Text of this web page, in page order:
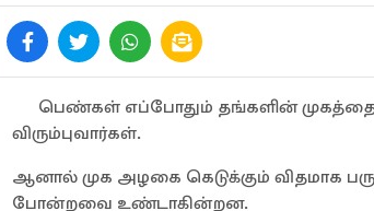
பெண்கள் எப்போதும் தங்களின்
விரும்புவார்கள்.
ஆனால் முக அழகை கெடுக்கும் விதமாக
போன்றவை உண்டாகின்றன.